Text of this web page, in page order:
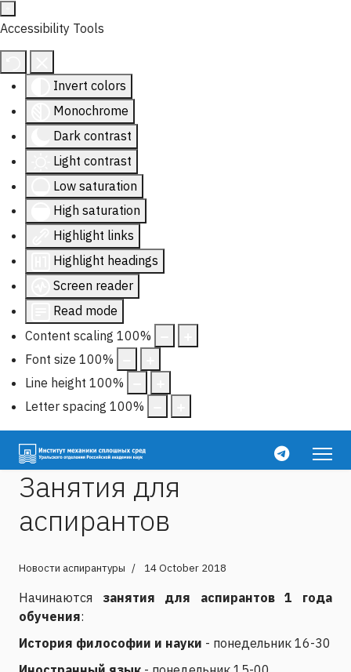
Accessibility Tools
Invert colors
Monochrome
Dark contrast
Light contrast
Low saturation
High saturation
Highlight links
Highlight headings
Screen reader
Read mode
Content scaling 100%
Font size 100%
Line height 100%
Letter spacing 100%
Занятия для
аспирантов
Новости аспирантуры 14 October 2018
Начинаются занятия для аспирантов 1 года
обучения:
История философии и науки - понедельник 16-30